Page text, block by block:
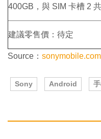
400GB，與 SIM 卡槽 2 共
建議零售價：待定
Source： sonymobile.com
Sony Android